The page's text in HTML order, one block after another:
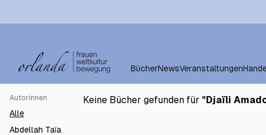
BücherNewsVeranstaltungen
Autorinnen
Alle
Abdellah Taïa
Keine Bücher gefunden für "Djaïli